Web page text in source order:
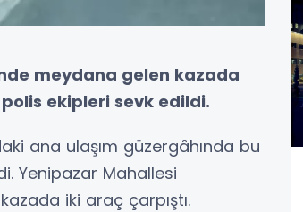
meydana gelen kazada
ekipleri sevk edildi.
ana ulaşım güzergâhında bu
Yenipazar Mahallesi
iki araç çarpıştı.